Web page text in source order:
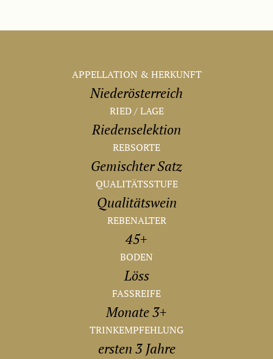
APPELLATION & HERKUNFT
Niederösterreich
RIED / LAGE
Riedenselektion
REBSORTE
Gemischter Satz
QUALITÄTSSTUFE
Qualitätswein
REBENALTER
45+
BODEN
Löss
FASSREIFE
Monate 3+
TRINKEMPFEHLUNG
ersten 3 Jahre